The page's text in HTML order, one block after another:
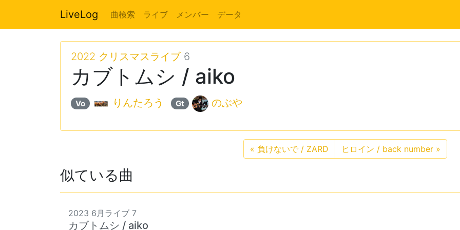
LiveLog 曲検索 ライブ メンバー データ
2022 クリスマスライブ6
カブトムシ / aiko
Vo りんたろう Gt のぶや
« 負けないで / ZARD ヒロイン / back number »
似ている曲
2023 6月ライブ 7
カブトムシ / aiko